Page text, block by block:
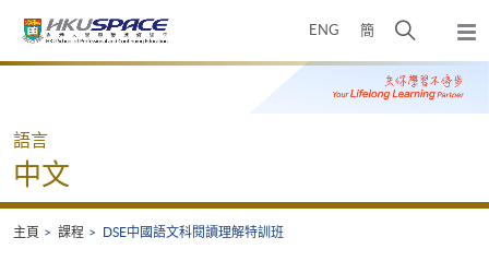
ENG 簡
開
搜
尋
彈
出
主
Main
語言
中文
主頁 課程 DSE中國語文科閱讀理解特訓班